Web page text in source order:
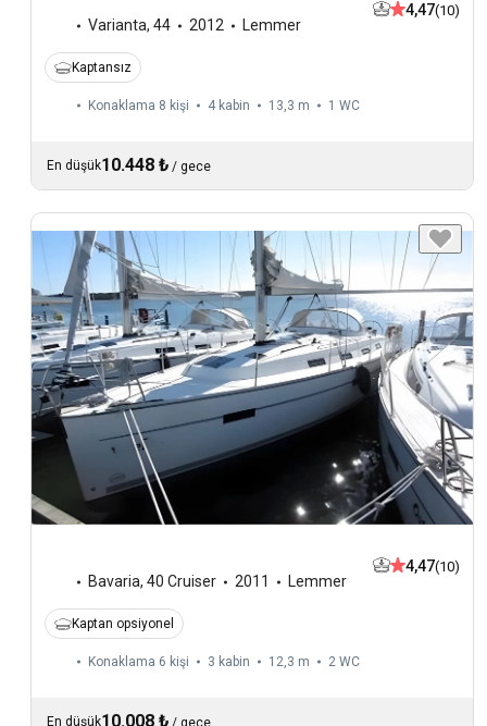
Varianta, 44 2012 Lemmer
4,47(10)
Kaptansız
Konaklama 8 kişi 4 kabin 13,3 m 1 WC
En düşük10.448 ₺ / gece
Bavaria, 40 Cruiser 2011 Lemmer
4,47(10)
Kaptan opsiyonel
Konaklama 6 kişi 3 kabin 12,3 m 2 WC
En düşük10.008 ₺